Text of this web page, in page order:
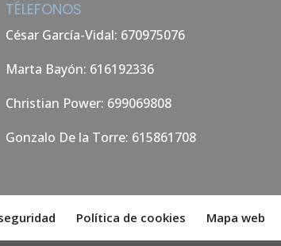
TÉLEFONOS
César García-Vidal: 670975076
Marta Bayón: 616192336
Christian Power: 699069808
Gonzalo De la Torre: 615861708
Política de cookies Mapa web